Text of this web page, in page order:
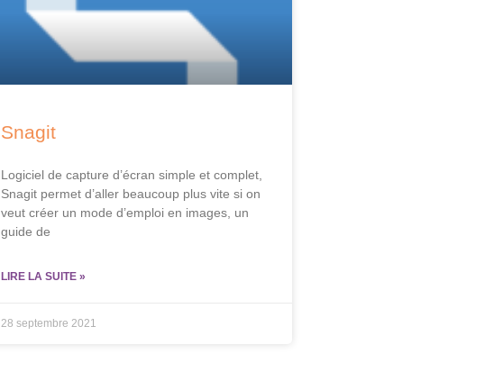
Snagit
Logiciel de capture d’écran simple et complet,
Snagit permet d’aller beaucoup plus vite si on
veut créer un mode d’emploi en images, un
guide de
LIRE LA SUITE »
28 septembre 2021